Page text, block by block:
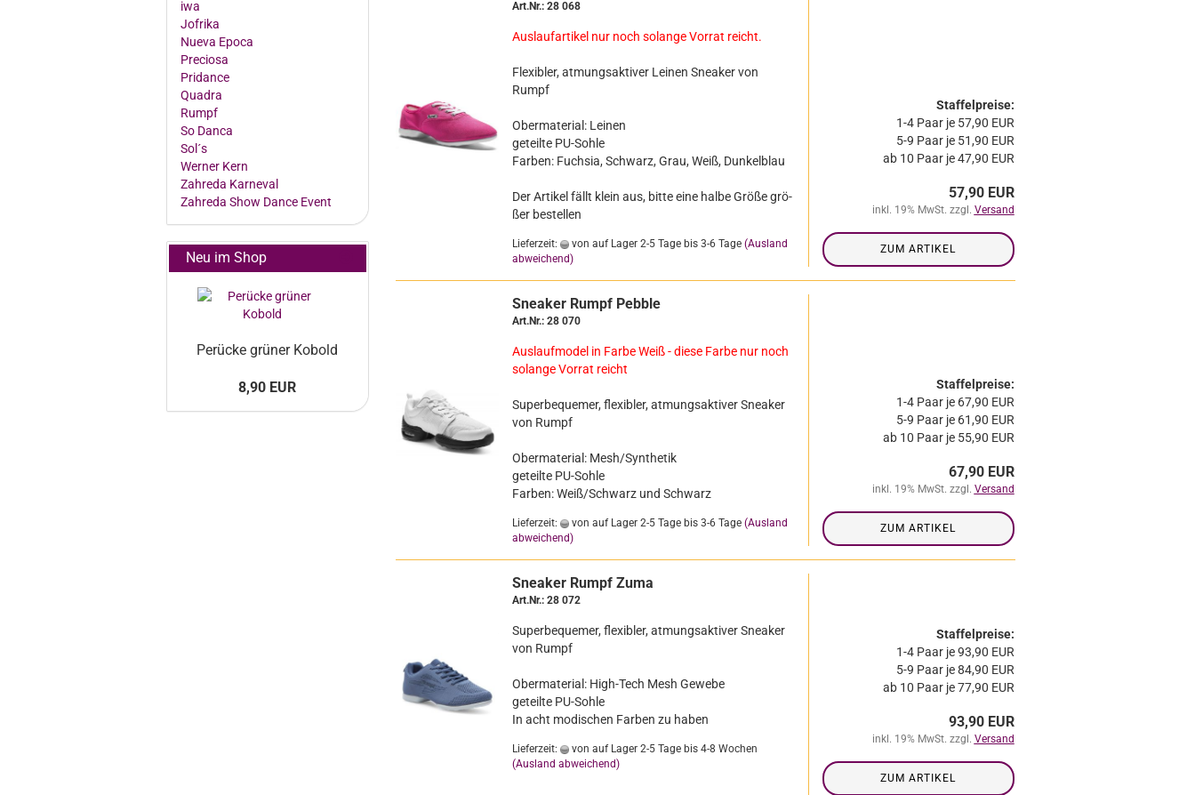
Art.Nr.: 28 068
Aus­lauf­ar­ti­kel nur noch so­lan­ge Vor­rat reicht.
Fle­xi­bler, at­mungs­ak­ti­ver Lei­nen Snea­ker von
Rumpf
Ober­ma­te­ri­al: Lei­nen
ge­teil­te PU-​Sohle
Far­ben: Fuch­sia, Schwarz, Grau, Weiß, Dun­kel­blau
Der Ar­ti­kel fällt klein aus, bitte eine halbe Größe grö­
ßer be­stel­len
Lieferzeit: von auf Lager 2-5 Tage bis 3-6 Tage (Ausland
abweichend)
Staffelpreise:
1-4 Paar je 57,90 EUR
5-9 Paar je 51,90 EUR
ab 10 Paar je 47,90 EUR
57,90 EUR
inkl. 19% MwSt. zzgl. Versand
ZUM ARTIKEL
Snea­ker Rumpf Peb­b­le
Art.Nr.: 28 070
Aus­lauf­mo­del in Farbe Weiß - diese Farbe nur noch
so­lan­ge Vor­rat reicht
Su­per­be­que­mer, fle­xi­bler, at­mungs­ak­ti­ver Snea­ker
von Rumpf
Ober­ma­te­ri­al: Mesh/Syn­the­tik
ge­teil­te PU-​Sohle
Far­ben: Weiß/Schwarz und Schwarz
Lieferzeit: von auf Lager 2-5 Tage bis 3-6 Tage (Ausland
abweichend)
Staffelpreise:
1-4 Paar je 67,90 EUR
5-9 Paar je 61,90 EUR
ab 10 Paar je 55,90 EUR
67,90 EUR
inkl. 19% MwSt. zzgl. Versand
ZUM ARTIKEL
Snea­ker Rumpf Zuma
Art.Nr.: 28 072
Su­per­be­que­mer, fle­xi­bler, at­mungs­ak­ti­ver Snea­ker
von Rumpf
Ober­ma­te­ri­al: High-​Tech Mesh Ge­we­be
ge­teil­te PU-​Sohle
In acht mo­di­schen Far­ben zu haben
Lieferzeit:
von auf Lager 2-5 Tage bis 4-8 Wochen
(Ausland abweichend)
Staffelpreise:
1-4 Paar je 93,90 EUR
5-9 Paar je 84,90 EUR
ab 10 Paar je 77,90 EUR
93,90 EUR
inkl. 19% MwSt. zzgl. Versand
ZUM ARTIKEL
iwa
Jofrika
Nueva Epoca
Preciosa
Pridance
Quadra
Rumpf
So Danca
Sol´s
Werner Kern
Zahreda Karneval
Zahreda Show Dance Event
Neu im Shop
Pe­rü­cke grü­ner Ko­bold
8,90 EUR